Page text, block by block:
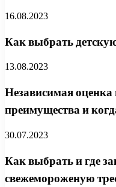
16.08.2023
Как выбрать
13.08.2023
Независимая
преимущества и
30.07.2023
Как выбрать и где
свежемороженую